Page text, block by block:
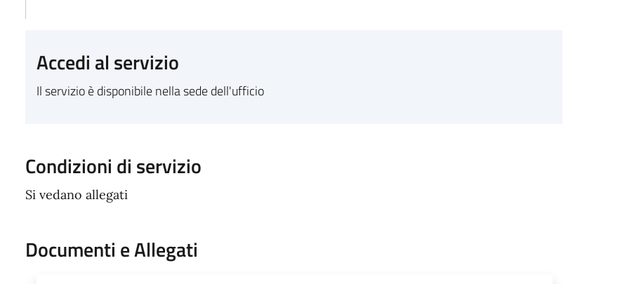
Accedi al servizio
Il servizio è disponibile nella sede dell'ufficio
Condizioni di servizio
Si vedano allegati
Documenti e Allegati